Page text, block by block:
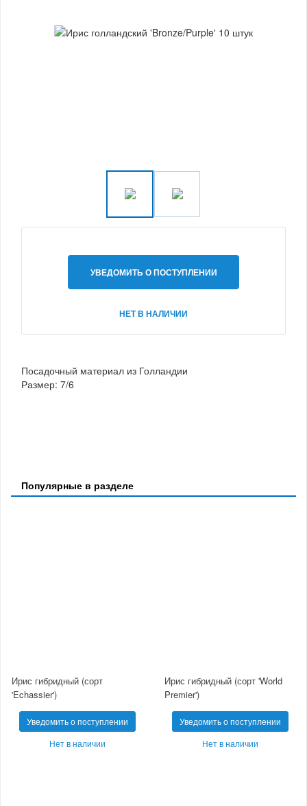
УВЕДОМИТЬ О ПОСТУПЛЕНИИ
НЕТ В НАЛИЧИИ
Посадочный материал из Голландии
Размер: 7/6
Популярные в разделе
Ирис гибридный (сорт
'Echassier')
Уведомить о поступлении
Нет в наличии
Ирис гибридный (сорт 'World
Premier')
Уведомить о поступлении
Нет в наличии